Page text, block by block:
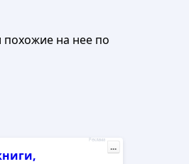
похожие на нее по
Реклама
...